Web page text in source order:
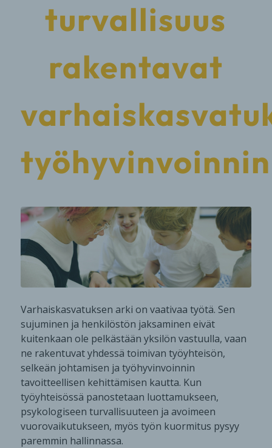
turvallisuus
rakentavat
työhyvinvoinnin
Varhaiskasvatuksen arki on vaativaa työtä. Sen
sujuminen ja henkilöstön jaksaminen eivät
kuitenkaan ole pelkästään yksilön vastuulla, vaan
ne rakentuvat yhdessä toimivan työyhteisön,
selkeän johtamisen ja työhyvinvoinnin
tavoitteellisen kehittämisen kautta. Kun
työyhteisössä panostetaan luottamukseen,
psykologiseen turvallisuuteen ja avoimeen
vuorovaikutukseen, myös työn kuormitus pysyy
paremmin hallinnassa.